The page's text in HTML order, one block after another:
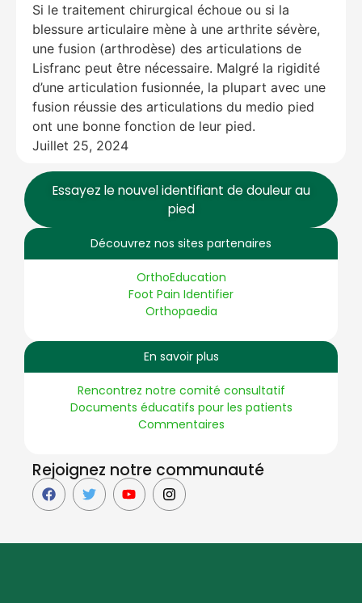
Essayez le nouvel identifiant de douleur au
pied
Découvrez nos sites partenaires
OrthoEducation
Foot Pain Identifier
Orthopaedia
En savoir plus
Rencontrez notre comité consultatif
Documents éducatifs pour les patients
Commentaires
Rejoignez notre communauté
Si le traitement chirurgical échoue ou si la
blessure articulaire mène à une arthrite sévère,
une fusion (arthrodèse) des articulations de
Lisfranc peut être nécessaire. Malgré la rigidité
d’une articulation fusionnée, la plupart avec une
fusion réussie des articulations du medio pied
ont une bonne fonction de leur pied.
Juillet 25, 2024